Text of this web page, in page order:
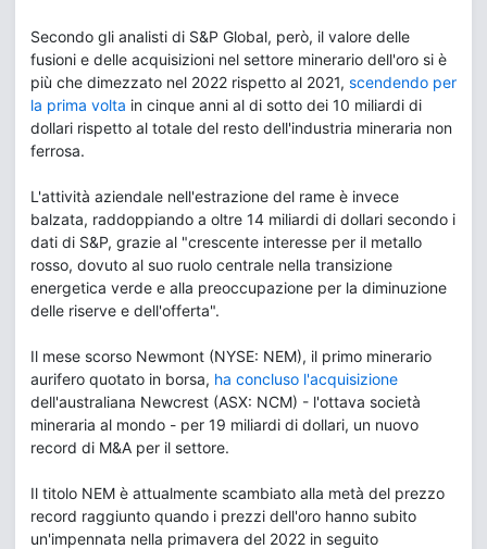
Secondo gli analisti di S&P Global, però, il valore delle
fusioni e delle acquisizioni nel settore minerario dell'oro si è
più che dimezzato nel 2022 rispetto al 2021, scendendo per
la prima volta in cinque anni al di sotto dei 10 miliardi di
dollari rispetto al totale del resto dell'industria mineraria non
ferrosa.
L'attività aziendale nell'estrazione del rame è invece
balzata, raddoppiando a oltre 14 miliardi di dollari secondo i
dati di S&P, grazie al "crescente interesse per il metallo
rosso, dovuto al suo ruolo centrale nella transizione
energetica verde e alla preoccupazione per la diminuzione
delle riserve e dell'offerta".
Il mese scorso Newmont (NYSE: NEM), il primo minerario
aurifero quotato in borsa, ha concluso l'acquisizione
dell'australiana Newcrest (ASX: NCM) - l'ottava società
mineraria al mondo - per 19 miliardi di dollari, un nuovo
record di M&A per il settore.
Il titolo NEM è attualmente scambiato alla metà del prezzo
record raggiunto quando i prezzi dell'oro hanno subito
un'impennata nella primavera del 2022 in seguito